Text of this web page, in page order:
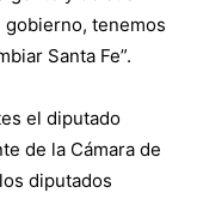
gobierno, tenemos
Santa Fe”.
el diputado
de la Cámara de
diputados